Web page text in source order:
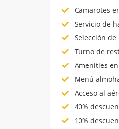
Camarotes
Servicio de
Selección de
Turno de
Amenities
Menú
Acceso al
40%
10%